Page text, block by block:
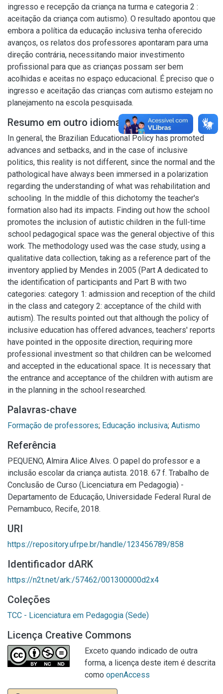
ingresso e recepção da criança na turma e categoria 2 :
aceitação da criança com autismo). O resultado apontou que
embora a política da educação inclusiva tenha oferecido
avanços, os relatos dos professores apontaram para uma
direção contrária, necessitando maior investimento
profissional para que as crianças possam ser bem
acolhidas e aceitas no espaço educacional. É preciso que o
ingresso e aceitação das crianças com autismo estejam no
planejamento na escola pesquisada.
Resumo em outro idioma
In general, the Brazilian Educational Policy has promoted
advances and setbacks, and in the case of inclusive
politics, this reality is not different, since the normal and the
pathological have always been immersed in a polarization
regarding the understanding of what was rehabilitation and
schooling. In the middle of this dichotomy the teacher's
formation also had its impacts. Finding out how the school
promotes the inclusion of autistic children in the full-time
school pedagogical space was the general objective of this
work. The methodology used was the case study, using a
qualitative data collection, taking as a reference part of the
inventory applied by Mendes in 2005 (Part A dedicated to
the identification of participants and Part B with two
categories: category 1: admission and reception of the child
in the class and category 2: acceptance of the child with
autism). The results pointed out that although the policy of
inclusive education has offered advances, teachers' reports
have pointed in the opposite direction, requiring more
professional investment so that children can be welcomed
and accepted in the educational space. It is necessary that
the entrance and acceptance of the children with autism are
in the planning in the school researched.
Palavras-chave
Formação de professores; Educação inclusiva; Autismo
Referência
PEQUENO, Almira Alice Alves. O papel do professor e a
inclusão escolar da criança autista. 2018. 67 f. Trabalho de
Conclusão de Curso (Licenciatura em Pedagogia) -
Departamento de Educação, Universidade Federal Rural de
Pernambuco, Recife, 2018.
URI
https://repository.ufrpe.br/handle/123456789/858
Identificador dARK
https://n2t.net/ark:/57462/001300000d2x4
Coleções
TCC - Licenciatura em Pedagogia (Sede)
Licença Creative Commons
Exceto quando indicado de outra
forma, a licença deste item é descrita
como openAccess